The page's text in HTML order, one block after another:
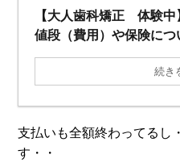
【大人歯科矯正 体験中
値段（費用）や保険につ
続き
支払いも全額終わってるし
す・・